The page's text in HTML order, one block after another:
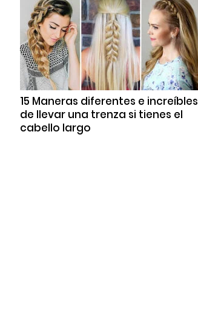
15 Maneras diferentes e increíbles
de llevar una trenza si tienes el
cabello largo